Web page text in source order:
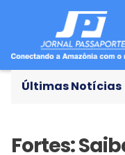
Últimas Notícias
à Covid nos EUA é
Fortes: